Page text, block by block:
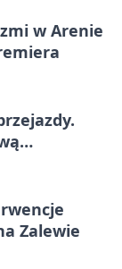
w Arenie
Zalewie